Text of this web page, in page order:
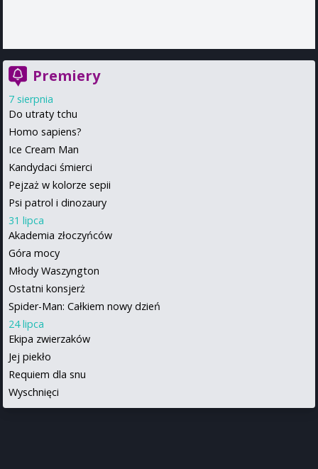
Premiery
7 sierpnia
Do utraty tchu
Homo sapiens?
Ice Cream Man
Kandydaci śmierci
Pejzaż w kolorze sepii
Psi patrol i dinozaury
31 lipca
Akademia złoczyńców
Góra mocy
Młody Waszyngton
Ostatni konsjerż
Spider-Man: Całkiem nowy dzień
24 lipca
Ekipa zwierzaków
Jej piekło
Requiem dla snu
Wyschnięci